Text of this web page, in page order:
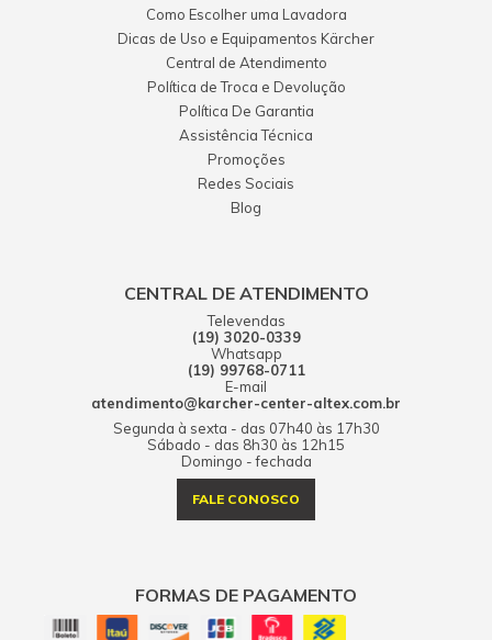
Como Escolher uma Lavadora
Dicas de Uso e Equipamentos Kärcher
Central de Atendimento
Política de Troca e Devolução
Política De Garantia
Assistência Técnica
Promoções
Redes Sociais
Blog
CENTRAL DE ATENDIMENTO
Televendas
(19) 3020-0339
Whatsapp
(19) 99768-0711
E-mail
atendimento@karcher-center-altex.com.br
Segunda à sexta - das 07h40 às 17h30
Sábado - das 8h30 às 12h15
Domingo - fechada
FALE CONOSCO
FORMAS DE PAGAMENTO